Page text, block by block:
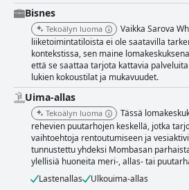
Bisnes
Tekoälyn luoma
Vaikka Sarova
liiketoimintatiloista ei ole saatavilla
kontekstissa, sen maine
että se saattaa tarjota kattavia
lukien kokoustilat ja mukavuudet.
Uima-allas
Tekoälyn luoma
Tässä
rehevien puutarhojen keskellä, jotka
vaihtoehtoja rentoutumiseen ja
tunnustettu yhdeksi Mombasan
ylellisiä huoneita meri-, allas- tai
Lastenallas
Ulkouima-allas